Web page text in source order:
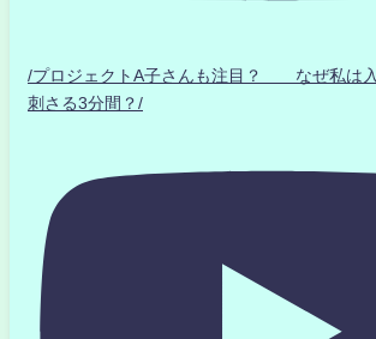
/プロジェクトA子さんも注目？ なぜ私は
刺さる3分間？/